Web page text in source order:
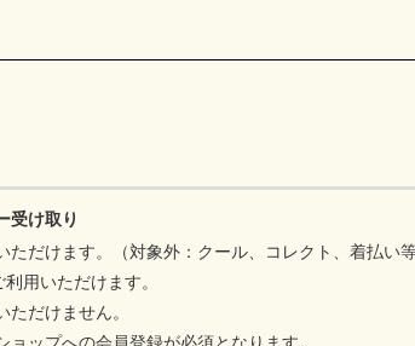
受け取り
ただけます。（対象外：クール、コレクト、着払い
用いただけます。
だけません。